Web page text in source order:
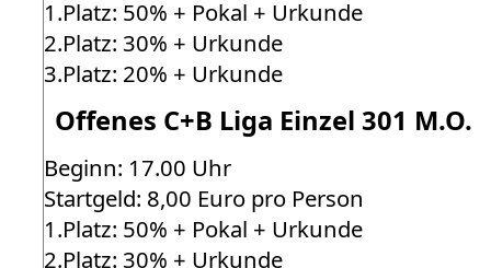
1.Platz: 50% + Pokal + Urkunde
2.Platz: 30% + Urkunde
3.Platz: 20% + Urkunde
Offenes C+B Liga Einzel 301 M.O.
Beginn: 17.00 Uhr
Startgeld: 8,00 Euro pro Person
1.Platz: 50% + Pokal + Urkunde
2.Platz: 30% + Urkunde